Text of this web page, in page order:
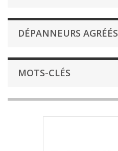
DÉPANNEURS AGRÉÉS
MOTS-CLÉS